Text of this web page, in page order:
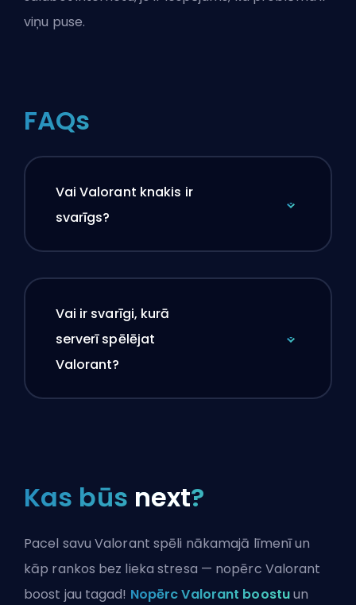
viņu puse.
FAQs
Vai Valorant knakis ir
svarīgs?
Vai ir svarīgi, kurā
serverī spēlējat
Valorant?
Kas būs next?
Pacel savu Valorant spēli nākamajā līmenī un
kāp rankos bez lieka stresa — nopērc Valorant
boost jau tagad! Nopērc Valorant boostuun